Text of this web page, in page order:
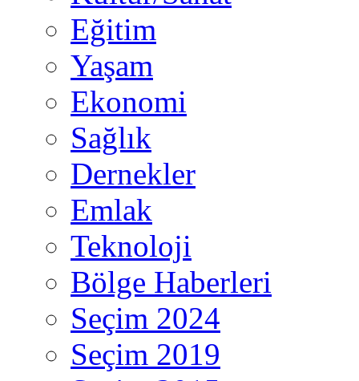
Eğitim
Yaşam
Ekonomi
Sağlık
Dernekler
Emlak
Teknoloji
Bölge Haberleri
Seçim 2024
Seçim 2019